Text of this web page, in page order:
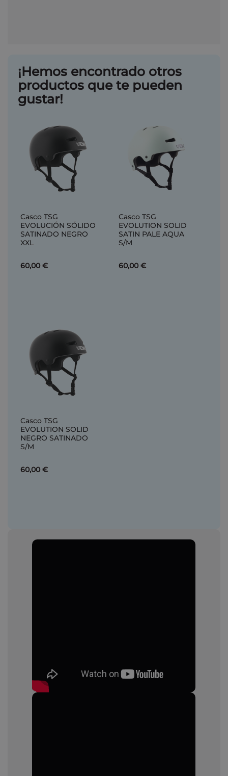
¡Hemos encontrado otros
productos que te pueden
gustar!
Casco TSG
EVOLUCIÓN SÓLIDO
SATINADO NEGRO
XXL
60,00 €
Casco TSG
EVOLUTION SOLID
SATIN PALE AQUA
S/M
60,00 €
Casco TSG
EVOLUTION SOLID
NEGRO SATINADO
S/M
60,00 €